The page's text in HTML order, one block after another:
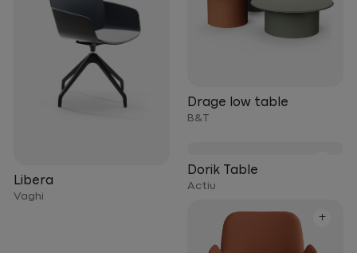
Drage low table
B&T
Libera
Vaghi
Dorik Table
Actiu
+